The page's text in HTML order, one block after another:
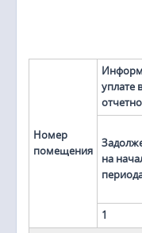
Номер
помещения
уплате
на
1